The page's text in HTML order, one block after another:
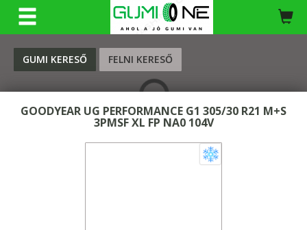
GUMI KERESŐ FELNI KERESŐ
KERESÉS
GOODYEAR UG PERFORMANCE G1 305/30 R21 M+S
3PMSF XL FP NA0 104V